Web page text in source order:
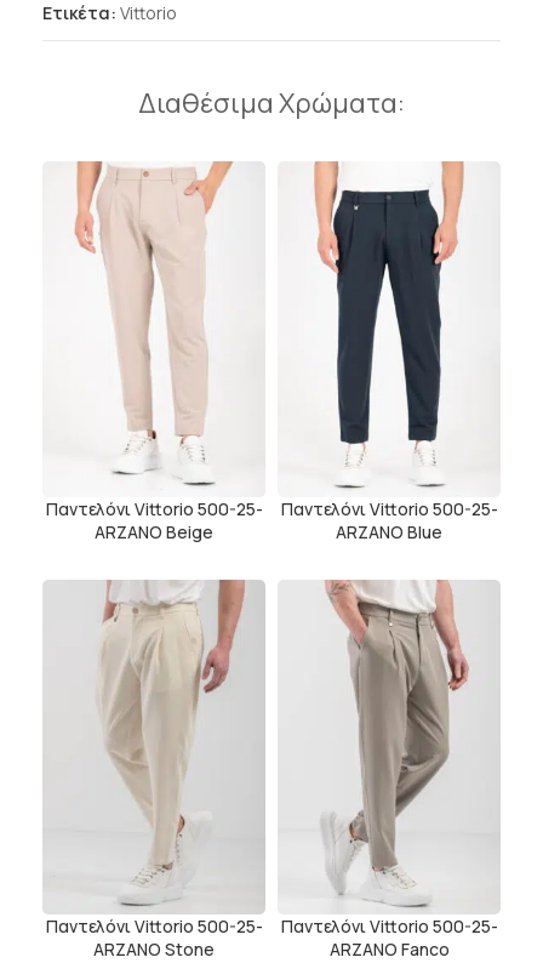
Ετικέτα: Vittorio
Διαθέσιμα Χρώματα:
Παντελόνι Vittorio 500-25-
ARZANO Beige
Παντελόνι Vittorio 500-25-
ARZANO Blue
Παντελόνι Vittorio 500-25-
ARZANO Stone
Παντελόνι Vittorio 500-25-
ARZANO Fanco